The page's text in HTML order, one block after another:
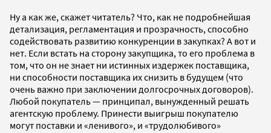
Ну а как же, скажет читатель? Что, как не подробнейшая
детализация, регламентация и прозрачность, способно
содействовать развитию конкуренции в закупках? А вот и
нет. Если встать на сторону закупщика, то его проблема в
том, что он не знает ни истинных издержек поставщика,
ни способности поставщика их снизить в будущем (что
очень важно при заключении долгосрочных договоров).
Любой покупатель — принципал, вынужденный решать
агентскую проблему. Принести выигрыш покупателю
могут поставки и «ленивого», и «трудолюбивого»